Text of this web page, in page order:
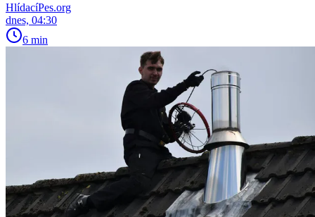
HlídacíPes.org
dnes, 04:30
6 min